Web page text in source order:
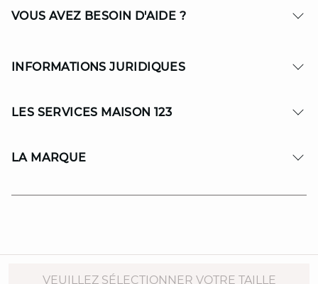
VEUILLEZ SÉLECTIONNER VOTRE TAILLE
VOUS AVEZ BESOIN D'AIDE ?
INFORMATIONS JURIDIQUES
LES SERVICES MAISON 123
LA MARQUE
© Copyright 2026 MAISON 123. All Rights reserved.